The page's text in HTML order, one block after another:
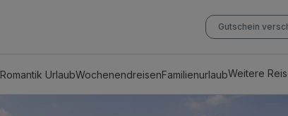
Gutschein
Romantik UrlaubWochenendreisenFamilienurlaubWeitere